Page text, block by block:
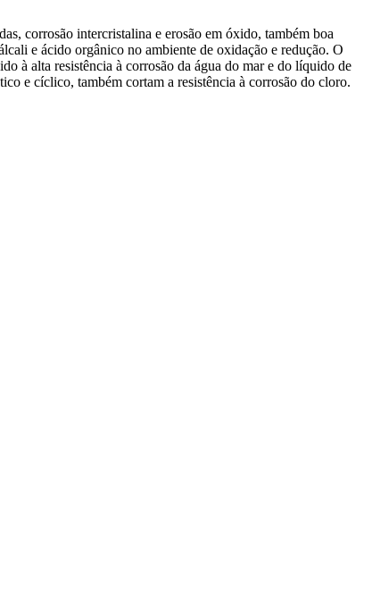
corrosão intercristalina e erosão em óxido, também boa
e ácido orgânico no ambiente de oxidação e redução. O
à alta resistência à corrosão da água do mar e do líquido de
e cíclico, também cortam a resistência à corrosão do cloro.